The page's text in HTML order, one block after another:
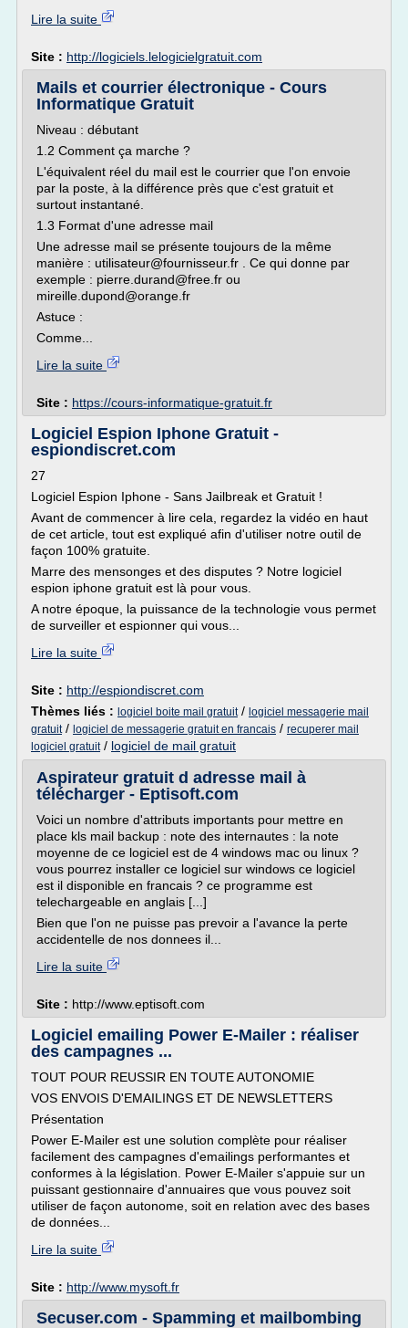
Lire la suite
Site : http://logiciels.lelogicielgratuit.com
Mails et courrier électronique - Cours
Informatique Gratuit
Niveau : débutant
1.2 Comment ça marche ?
L'équivalent réel du mail est le courrier que l'on envoie
par la poste, à la différence près que c'est gratuit et
surtout instantané.
1.3 Format d'une adresse mail
Une adresse mail se présente toujours de la même
manière : utilisateur@fournisseur.fr . Ce qui donne par
exemple : pierre.durand@free.fr ou
mireille.dupond@orange.fr
Astuce :
Comme...
Lire la suite
Site : https://cours-informatique-gratuit.fr
Logiciel Espion Iphone Gratuit -
espiondiscret.com
27
Logiciel Espion Iphone - Sans Jailbreak et Gratuit !
Avant de commencer à lire cela, regardez la vidéo en haut
de cet article, tout est expliqué afin d'utiliser notre outil de
façon 100% gratuite.
Marre des mensonges et des disputes ? Notre logiciel
espion iphone gratuit est là pour vous.
A notre époque, la puissance de la technologie vous permet
de surveiller et espionner qui vous...
Lire la suite
Site : http://espiondiscret.com
Thèmes liés : logiciel boite mail gratuit/ logiciel messagerie mail
gratuit/ logiciel de messagerie gratuit en francais / recuperer mail
logiciel gratuit/ logiciel de mail gratuit
Aspirateur gratuit d adresse mail à
télécharger - Eptisoft.com
Voici un nombre d'attributs importants pour mettre en
place kls mail backup : note des internautes : la note
moyenne de ce logiciel est de 4 windows mac ou linux ?
vous pourrez installer ce logiciel sur windows ce logiciel
est il disponible en francais ? ce programme est
telechargeable en anglais [...]
Bien que l'on ne puisse pas prevoir a l'avance la perte
accidentelle de nos donnees il...
Lire la suite
Site : http://www.eptisoft.com
Logiciel emailing Power E-Mailer : réaliser
des campagnes ...
TOUT POUR REUSSIR EN TOUTE AUTONOMIE
VOS ENVOIS D'EMAILINGS ET DE NEWSLETTERS
Présentation
Power E-Mailer est une solution complète pour réaliser
facilement des campagnes d'emailings performantes et
conformes à la législation. Power E-Mailer s'appuie sur un
puissant gestionnaire d'annuaires que vous pouvez soit
utiliser de façon autonome, soit en relation avec des bases
de données...
Lire la suite
Site : http://www.mysoft.fr
Secuser.com - Spamming et mailbombing